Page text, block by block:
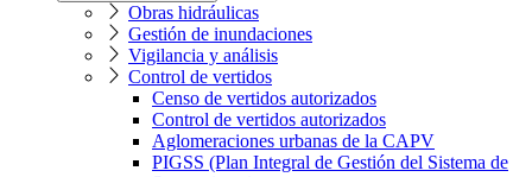
Obras hidráulicas
Gestión de inundaciones
Vigilancia y análisis
Control de vertidos
Censo de vertidos autorizados
Control de vertidos autorizados
Aglomeraciones urbanas de la CAPV
PIGSS (Plan Integral de Gestión del Sistema de